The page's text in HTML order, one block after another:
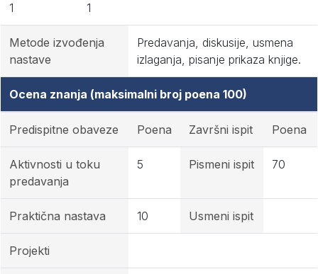
1 1
Metode izvođenja
nastave
Predavanja, diskusije, usmena
izlaganja, pisanje prikaza knjige.
Ocena znanja (maksimalni broj poena 100)
Predispitne obaveze Poena Završni ispit Poena
Aktivnosti u toku
predavanja
5 Pismeni ispit 70
Praktična nastava 10 Usmeni ispit
Projekti